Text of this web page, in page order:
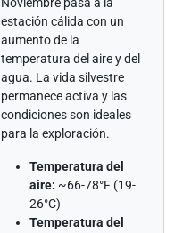
estación cálida con un
aumento de la
temperatura del aire y del
agua. La vida silvestre
permanece activa y las
condiciones son ideales
para la exploración.
Temperatura del
aire: ~66-78°F (19-
26°C)
Temperatura del